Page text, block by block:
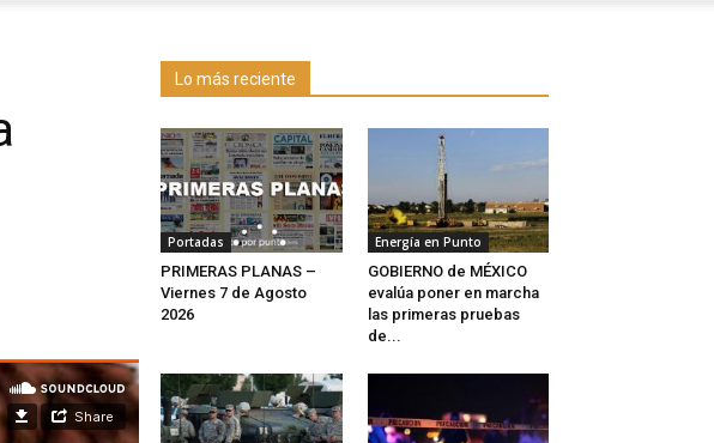
Lo más reciente
Portadas
PRIMERAS PLANAS –
Viernes 7 de Agosto
2026
Energía en Punto
GOBIERNO de MÉXICO
evalúa poner en marcha
las primeras pruebas
de...